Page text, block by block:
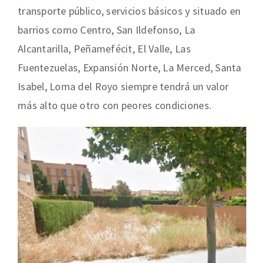
transporte público, servicios básicos y situado en
barrios como Centro, San Ildefonso, La
Alcantarilla, Peñamefécit, El Valle, Las
Fuentezuelas, Expansión Norte, La Merced, Santa
Isabel, Loma del Royo siempre tendrá un valor
más alto que otro con peores condiciones.